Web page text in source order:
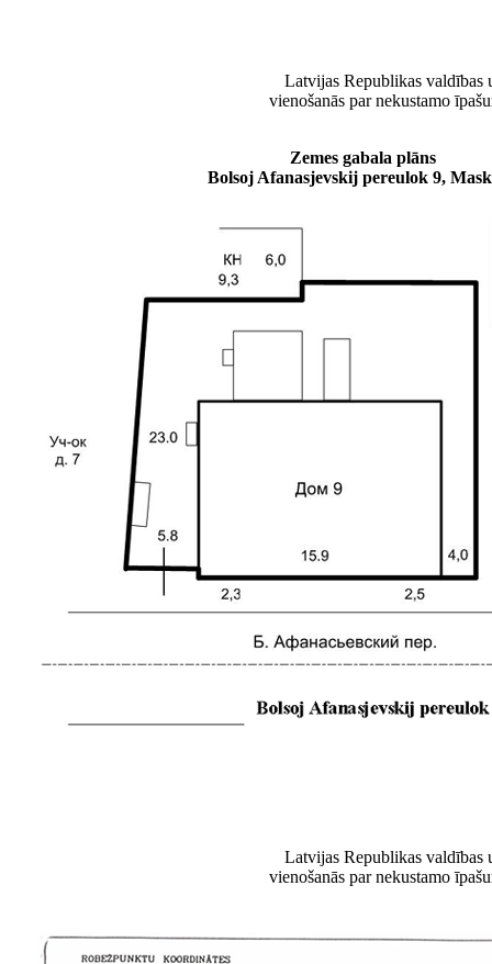
Latvijas Republikas valdības
vienošanās par nekustamo
Zemes gabala plāns
Bolsoj Afanasjevskij pereulok 9,
Latvijas Republikas valdības
vienošanās par nekustamo